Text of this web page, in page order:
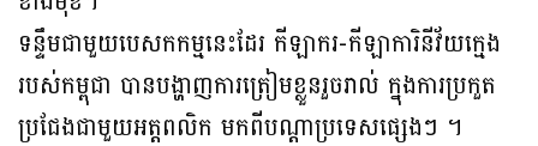
ទន្ទឹមជាមួយបេសកកម្មនេះដែរ កីឡាករ-កីឡាការិនីវ័យក្មេង
របស់កម្ពុជា បានបង្ហាញការត្រៀមខ្លួនរួចរាល់ ក្នុងការប្រកួត
ប្រជែងជាមួយអត្តពលិក មកពីបណ្ដាប្រទេសផ្សេងៗ ។